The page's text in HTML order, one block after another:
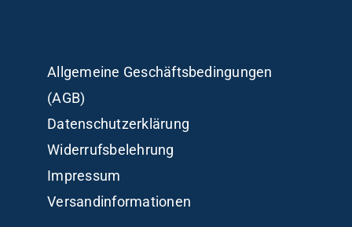
Allgemeine Geschäftsbedingungen
(AGB)
Datenschutzerklärung
Widerrufsbelehrung
Impressum
Versandinformationen